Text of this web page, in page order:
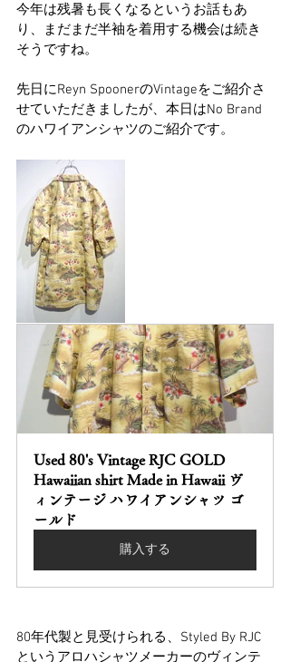
今年は残暑も長くなるというお話もあ
り、まだまだ半袖を着用する機会は続き
そうですね。
先日にReyn SpoonerのVintageをご紹介さ
せていただきましたが、本日はNo Brand
のハワイアンシャツのご紹介です。
Used 80's Vintage RJC GOLD
Hawaiian shirt Made in Hawaii ヴ
ィンテージ ハワイアンシャツ ゴ
ールド
購入する
80年代製と見受けられる、Styled By RJC
というアロハシャツメーカーのヴィンテ